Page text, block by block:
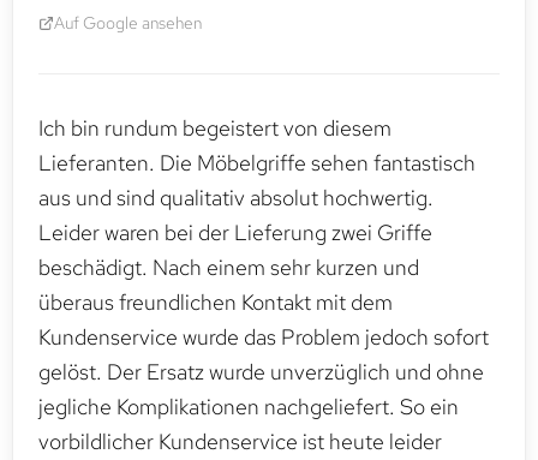
Auf Google ansehen
Ich bin rundum begeistert von diesem
Lieferanten. Die Möbelgriffe sehen fantastisch
aus und sind qualitativ absolut hochwertig.
Leider waren bei der Lieferung zwei Griffe
beschädigt. Nach einem sehr kurzen und
überaus freundlichen Kontakt mit dem
Kundenservice wurde das Problem jedoch sofort
gelöst. Der Ersatz wurde unverzüglich und ohne
jegliche Komplikationen nachgeliefert. So ein
vorbildlicher Kundenservice ist heute leider